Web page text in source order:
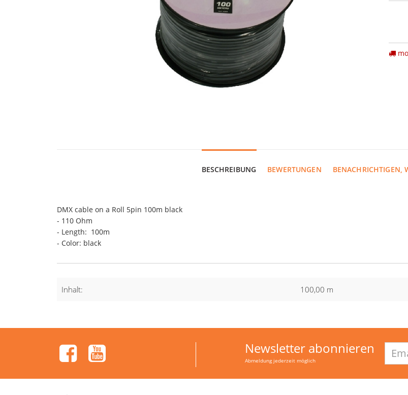
BESCHREIBUNG BEWERTUNGEN BENACHRICHTIGEN,
DMX cable on a Roll 5pin 100m black
- 110 Ohm
- Length: 100m
- Color: black
Inhalt: 100,00 m
Newsletter abonnieren
Abmeldung jederzeit möglich
Adresse